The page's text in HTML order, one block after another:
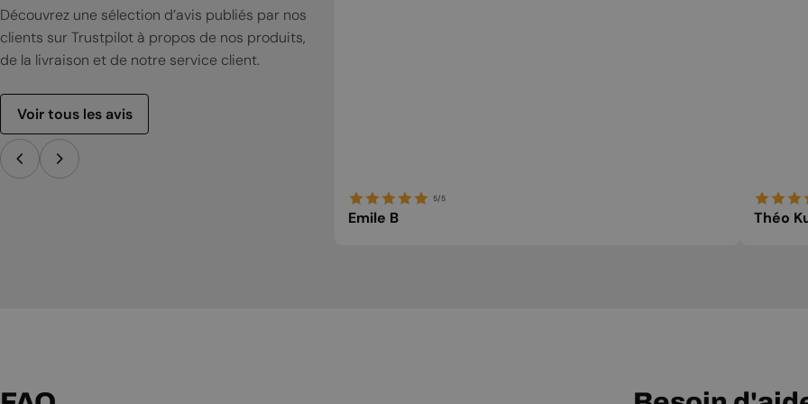
Découvrez une sélection d’avis publiés par nos
clients sur Trustpilot à propos de nos produits,
de la livraison et de notre service client.
Voir tous les avis
5/5
Emile B Théo